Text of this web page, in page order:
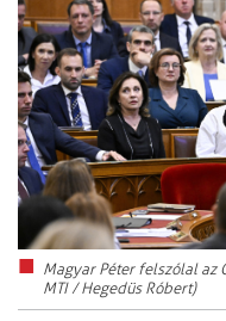
Magyar Péter felszólal az
MTI / Hegedüs Róbert)